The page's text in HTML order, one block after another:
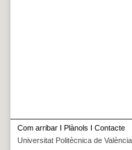
Com arribar I Plànols I Contacte
Universitat Politècnica de